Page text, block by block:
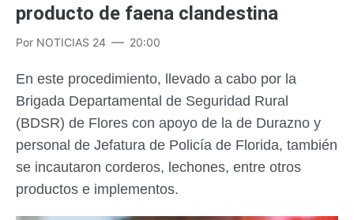
producto de faena clandestina
Por NOTICIAS 24 20:00
En este procedimiento, llevado a cabo por la
Brigada Departamental de Seguridad Rural
(BDSR) de Flores con apoyo de la de Durazno y
personal de Jefatura de Policía de Florida, también
se incautaron corderos, lechones, entre otros
productos e implementos.